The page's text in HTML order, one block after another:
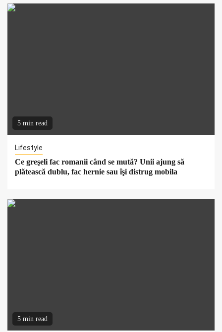
5 min read
Lifestyle
Ce greşeli fac romanii când se mută? Unii ajung să
plătească dublu, fac hernie sau îşi distrug mobila
5 min read